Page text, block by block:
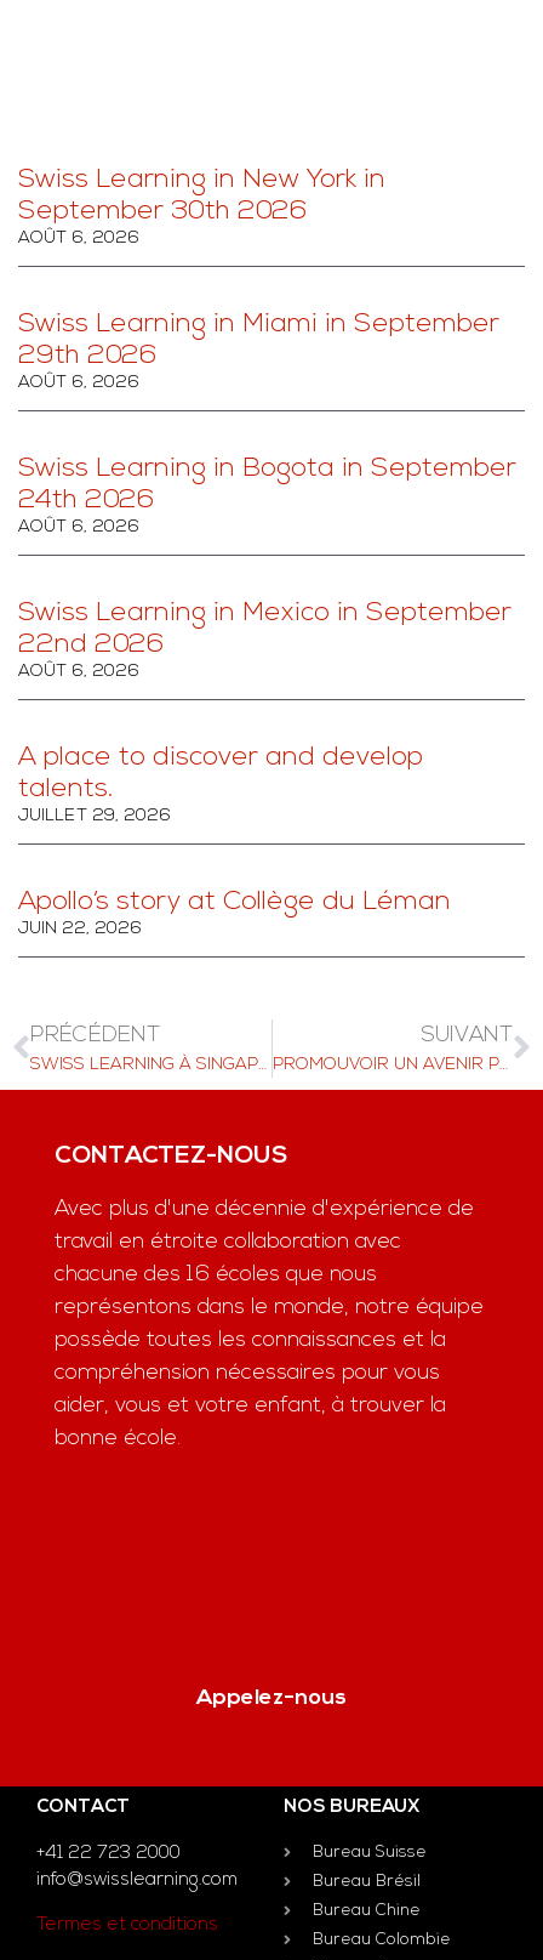
Swiss Learning in New York in
September 30th 2026
AOÛT 6, 2026
Swiss Learning in Miami in September
29th 2026
AOÛT 6, 2026
Swiss Learning in Bogota in September
24th 2026
AOÛT 6, 2026
Swiss Learning in Mexico in September
22nd 2026
AOÛT 6, 2026
A place to discover and develop
talents.
JUILLET 29, 2026
Apollo’s story at Collège du Léman
JUIN 22, 2026
PRÉCÉDENT
SWISS LEARNING À SINGAPOUR 3 FÉVRIER 2024
SUIVANT
PROMOUVOIR UN AVENIR PLUS VERT
CONTACTEZ-NOUS
Avec plus d'une décennie d'expérience de
travail en étroite collaboration avec
chacune des 16 écoles que nous
représentons dans le monde, notre équipe
possède toutes les connaissances et la
compréhension nécessaires pour vous
aider, vous et votre enfant, à trouver la
bonne école.
Appelez-nous
CONTACT
+41 22 723 2000
info@swisslearning.com
Termes et conditions
NOS BUREAUX
Bureau Suisse
Bureau Brésil
Bureau Chine
Bureau Colombie